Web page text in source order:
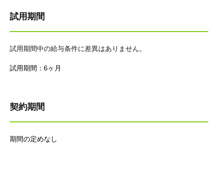
試用期間
試用期間中の給与条件に差異はありません。
試用期間：6ヶ月
契約期間
期間の定めなし